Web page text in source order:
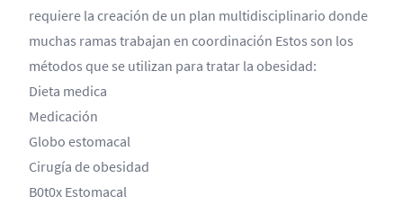
requiere la creación de un plan multidisciplinario donde
muchas ramas trabajan en coordinación Estos son los
métodos que se utilizan para tratar la obesidad:
Dieta medica
Medicación
Globo estomacal
Cirugía de obesidad
B0t0x Estomacal